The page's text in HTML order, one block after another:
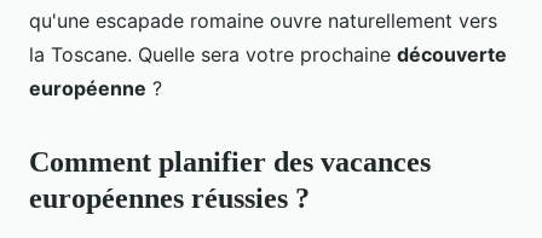
qu'une escapade romaine ouvre naturellement vers
la Toscane. Quelle sera votre prochaine découverte
européenne ?
Comment planifier des vacances
européennes réussies ?